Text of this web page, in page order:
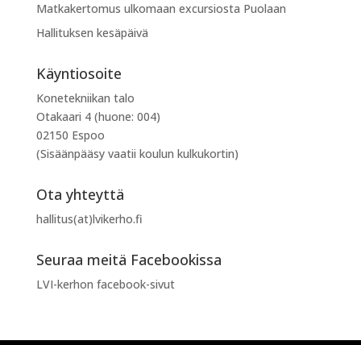
Matkakertomus ulkomaan excursiosta Puolaan
Hallituksen kesäpäivä
Käyntiosoite
Konetekniikan talo
Otakaari 4 (huone: 004)
02150 Espoo
(Sisäänpääsy vaatii koulun kulkukortin)
Ota yhteyttä
hallitus(at)lvikerho.fi
Seuraa meitä Facebookissa
LVI-kerhon facebook-sivut